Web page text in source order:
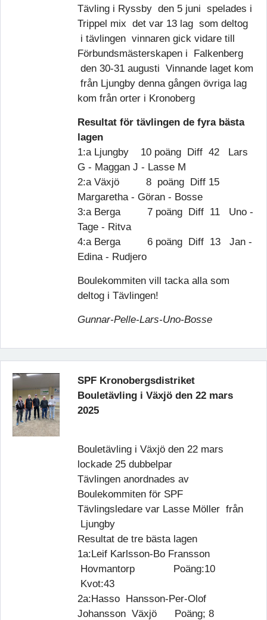
Tävling i Ryssby den 5 juni spelades i
Trippel mix det var 13 lag som deltog
i tävlingen vinnaren gick vidare till
Förbundsmästerskapen i Falkenberg
den 30-31 augusti Vinnande laget kom
från Ljungby denna gången övriga lag
kom från orter i Kronoberg
Resultat för tävlingen de fyra bästa
lagen
1:a Ljungby 10 poäng Diff 42 Lars
G - Maggan J - Lasse M
2:a Växjö 8 poäng Diff 15
Margaretha - Göran - Bosse
3:a Berga 7 poäng Diff 11 Uno -
Tage - Ritva
4:a Berga 6 poäng Diff 13 Jan -
Edina - Rudjero
Boulekommiten vill tacka alla som
deltog i Tävlingen!
Gunnar-Pelle-Lars-Uno-Bosse
SPF Kronobergsdistriket
Bouletävling i Växjö den 22 mars
2025
Bouletävling i Växjö den 22 mars
lockade 25 dubbelpar
Tävlingen anordnades av
Boulekommiten för SPF
Tävlingsledare var Lasse Möller från
Ljungby
Resultat de tre bästa lagen
1a:Leif Karlsson-Bo Fransson
Hovmantorp Poäng:10
Kvot:43
2a:Hasso Hansson-Per-Olof
Johansson Växjö Poäng; 8